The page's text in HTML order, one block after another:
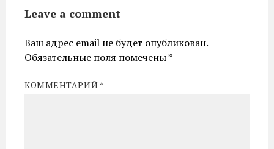
Leave a comment
Ваш адрес email не будет опубликован.
Обязательные поля помечены*
КОММЕНТАРИЙ *